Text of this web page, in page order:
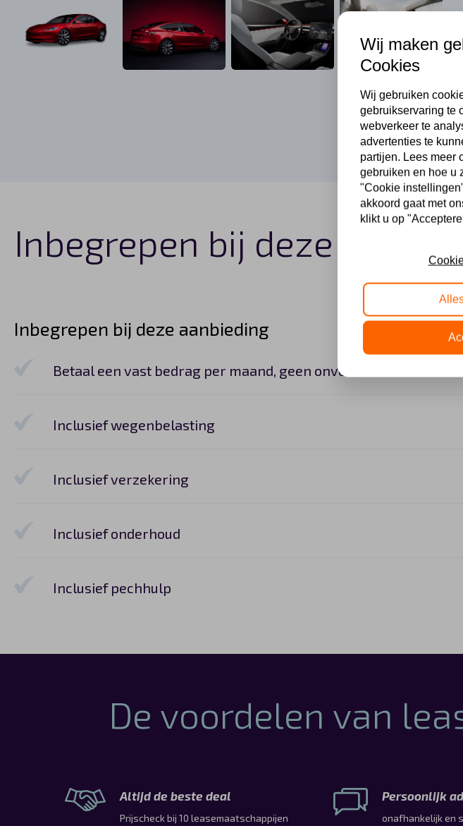
Inbegrepen bij deze Tesla
Inbegrepen bij deze aanbieding
Betaal een vast bedrag per maand, geen onverwachte kosten
Inclusief wegenbelasting
Inclusief verzekering
Inclusief onderhoud
Inclusief pechhulp
De voordelen van
Altijd de beste deal
Prijscheck bij 10 leasemaatschappijen
Persoonlijk
onafhankelijk en
Wij maken
Cookies
Wij gebruiken
gebruikservaring te
webverkeer te
advertenties te
partijen. Lees meer
gebruiken en hoe u
"Cookie
akkoord gaat met
klikt u op